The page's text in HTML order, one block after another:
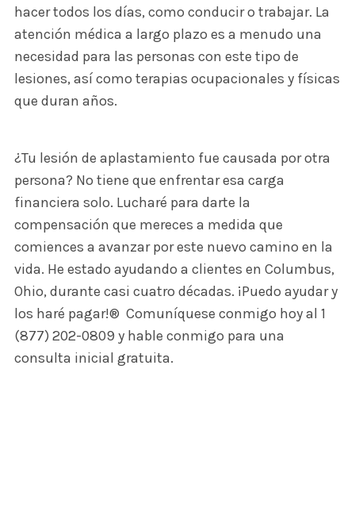
hacer todos los días, como conducir o trabajar. La
atención médica a largo plazo es a menudo una
necesidad para las personas con este tipo de
lesiones, así como terapias ocupacionales y físicas
que duran años.
¿Tu lesión de aplastamiento fue causada por otra
persona? No tiene que enfrentar esa carga
financiera solo. Lucharé para darte la
compensación que mereces a medida que
comiences a avanzar por este nuevo camino en la
vida. He estado ayudando a clientes en Columbus,
Ohio, durante casi cuatro décadas. ¡Puedo ayudar y
los haré pagar!® Comuníquese conmigo hoy al 1
(877) 202-0809 y hable conmigo para una
consulta inicial gratuita.